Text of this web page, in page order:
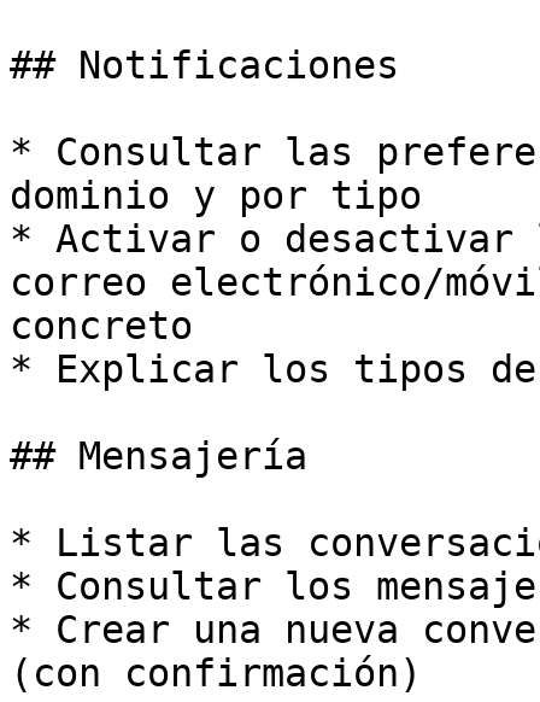
## Notificaciones
* Consultar las
dominio y por tipo
* Activar o
correo electrónico/
concreto
* Explicar los tipos
## Mensajería
* Listar las
* Consultar los
* Crear una nueva
(con confirmación)